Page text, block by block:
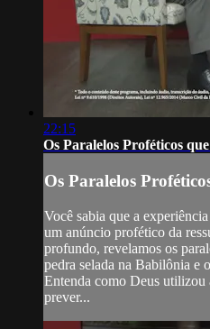
22:15
Os Paralelos Proféticos
Os Paralelos
Você sabia que a
um anúncio profético da
profundo, revelamos os
pedra selada na Babilônia e
Entenda como Deus utilizou
prever...